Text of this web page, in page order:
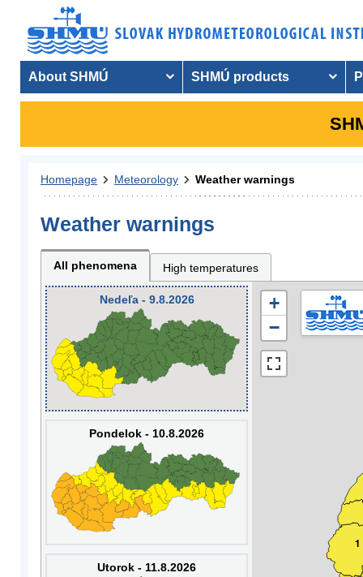
About SHMÚ SHMÚ products
Homepage Meteorology Weather warnings
Weather warnings
All phenomena High temperatures
Nedeľa - 9.8.2026
Pondelok - 10.8.2026
Utorok - 11.8.2026
1
+
−